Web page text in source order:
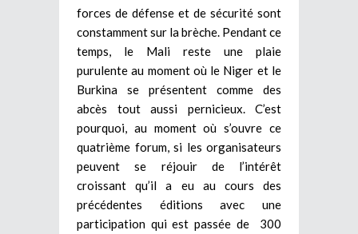
forces de défense et de sécurité sont
constamment sur la brèche. Pendant ce
temps, le Mali reste une plaie
purulente au moment où le Niger et le
Burkina se présentent comme des
abcès tout aussi pernicieux. C’est
pourquoi, au moment où s’ouvre ce
quatrième forum, si les organisateurs
peuvent se réjouir de l’intérêt
croissant qu’il a eu au cours des
précédentes éditions avec une
participation qui est passée de 300